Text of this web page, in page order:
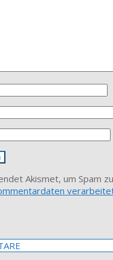
Akismet, um Spam